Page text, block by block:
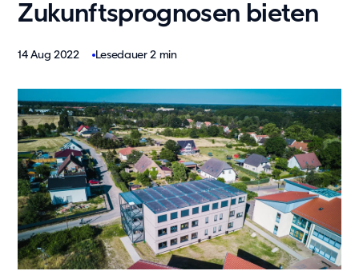
Mehr erfahren
Kita
Büro
Wohnunterkünfte
Messe
Showroom
Tagespflege
Unsere Lösungen
Produkte
Zukunftsprognosen bieten
14 Aug 2022 Lesedauer 2 min